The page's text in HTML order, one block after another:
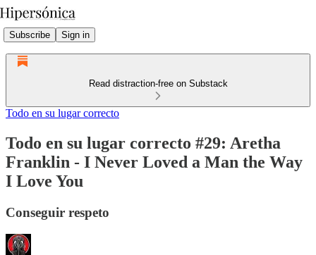
Subscribe Sign in
Read distraction-free on Substack
Todo en su lugar correcto
Todo en su lugar correcto #29: Aretha
Franklin - I Never Loved a Man the Way
I Love You
Conseguir respeto